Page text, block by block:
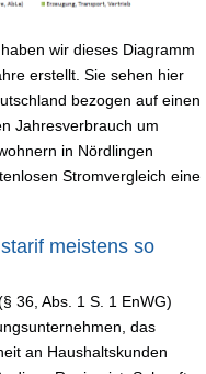
wir dieses Diagramm
erstellt. Sie sehen hier
bezogen auf einen
Jahresverbrauch um
in Nördlingen
Stromvergleich eine
meistens so
36, Abs. 1 S. 1 EnWG)
das
an Haushaltskunden